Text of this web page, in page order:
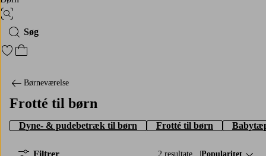
Billedsøgning
Søg
Gå til favoritmarkerede produkter
Gå til indkøbskurven
Børneværelse
Frotté til børn
Dyne- & pudebetræk til børn Frotté til børn
2 resultate Sorter efter:
Popularitet
Filtrer